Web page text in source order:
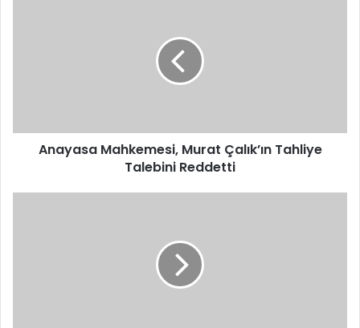
Anayasa Mahkemesi, Murat Çalık’ın Tahliye
Talebini Reddetti